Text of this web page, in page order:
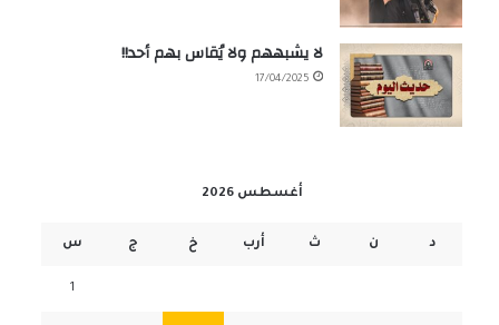
لا يشبههم ولا يُقاس بهم أحد!!
17/04/2025
أغسطس 2026
د ن ث أرب خ ج س
1